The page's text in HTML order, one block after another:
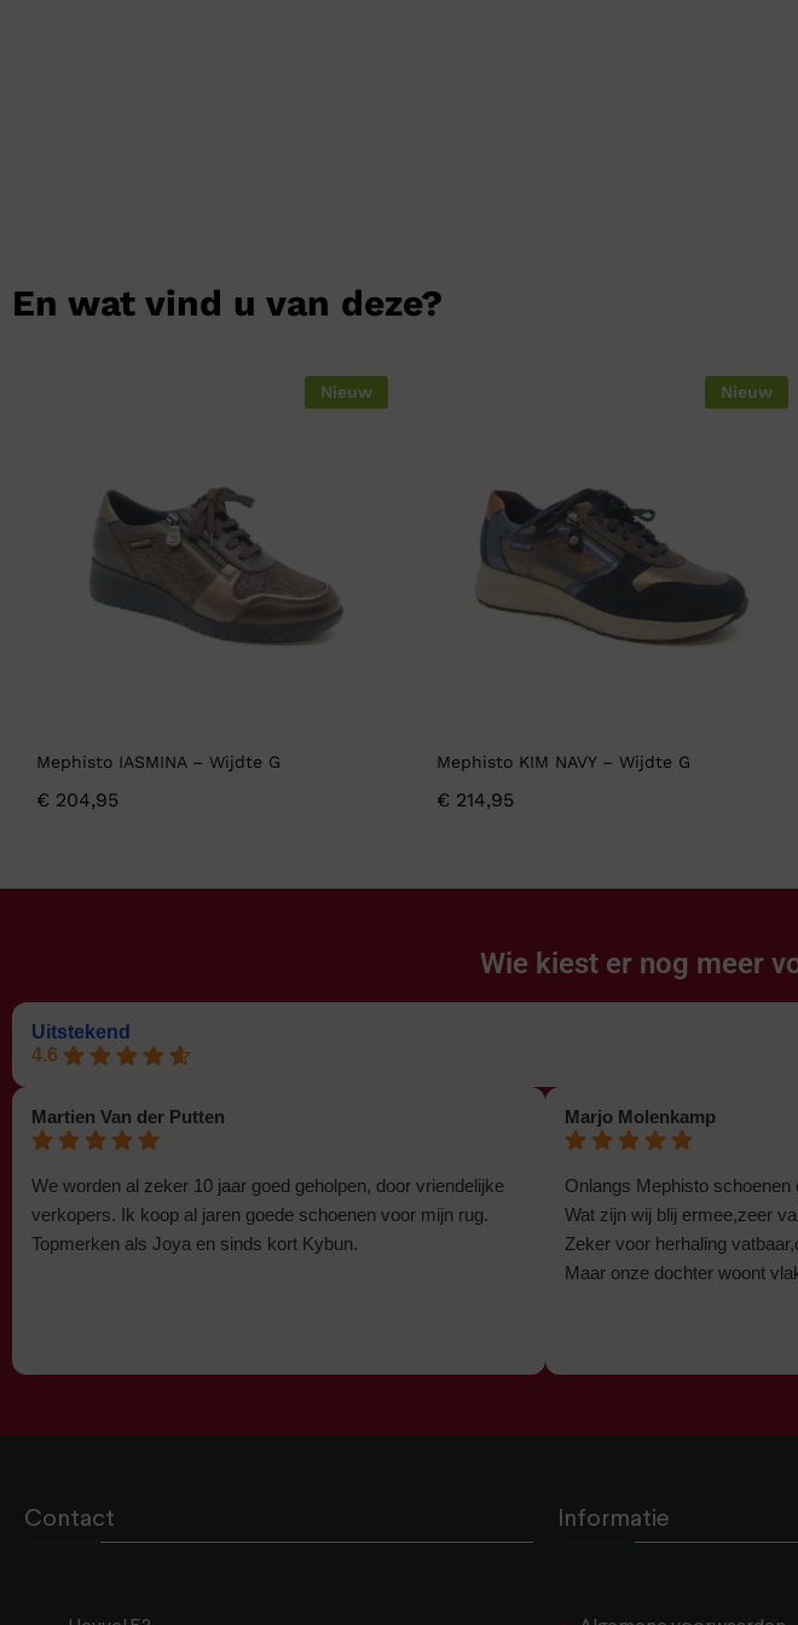
En wat vind u van deze?
Nieuw
Mephisto IASMINA – Wijdte G
€ 204,95
Nieuw
Mephisto KIM NAVY – Wijdte G
€ 214,95
Wie kiest er nog meer
Uitstekend
4.6
Martien Van der Putten
We worden al zeker 10 jaar goed geholpen, door vriendelijke
verkopers. Ik koop al jaren goede schoenen voor mijn rug.
Topmerken als Joya en sinds kort Kybun.
Marjo Molenkamp
Onlangs Mephisto
Wat zijn wij blij ermee,zeer
Zeker voor herhaling
Maar onze dochter woont
Contact Informatie